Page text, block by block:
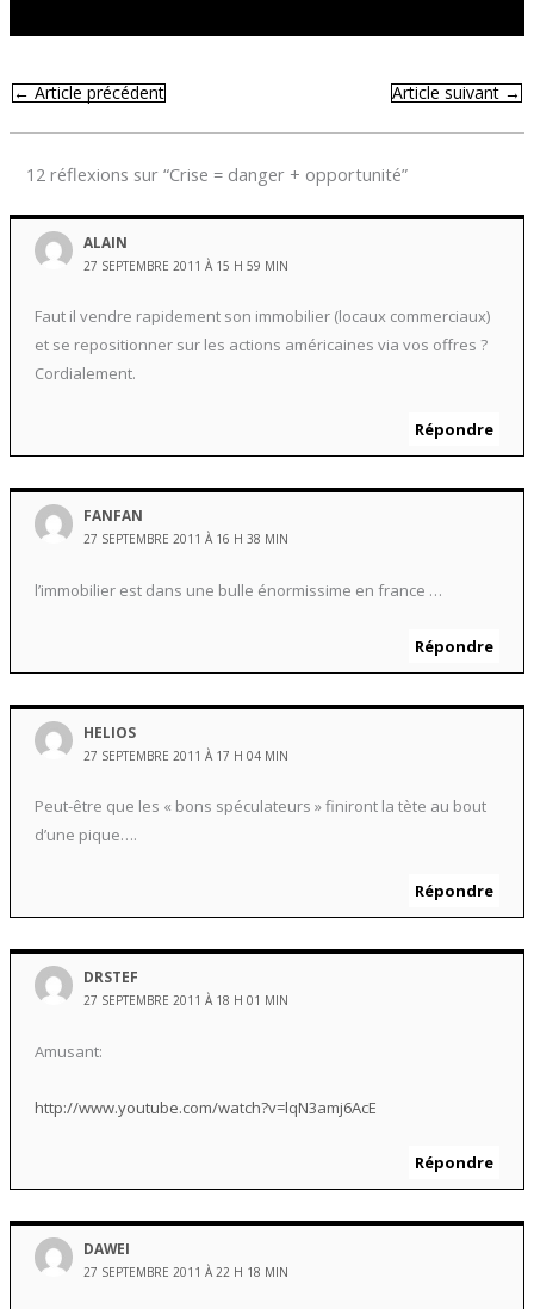
←Article précédent Article suivant→
12 réflexions sur “Crise = danger + opportunité”
ALAIN
27 SEPTEMBRE 2011 À 15 H 59 MIN
Faut il vendre rapidement son immobilier (locaux commerciaux)
et se repositionner sur les actions américaines via vos offres ?
Cordialement.
Répondre
FANFAN
27 SEPTEMBRE 2011 À 16 H 38 MIN
l’immobilier est dans une bulle énormissime en france …
Répondre
HELIOS
27 SEPTEMBRE 2011 À 17 H 04 MIN
Peut-être que les « bons spéculateurs » finiront la tète au bout
d’une pique….
Répondre
DRSTEF
27 SEPTEMBRE 2011 À 18 H 01 MIN
Amusant:
http://www.youtube.com/watch?v=lqN3amj6AcE
Répondre
DAWEI
27 SEPTEMBRE 2011 À 22 H 18 MIN